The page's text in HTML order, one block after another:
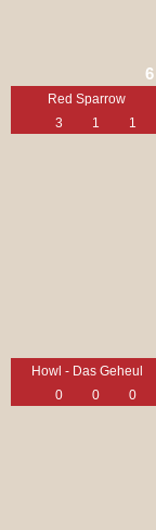
Red Sparrow
6
3 1 1
Howl - Das Geheul
0
0 0